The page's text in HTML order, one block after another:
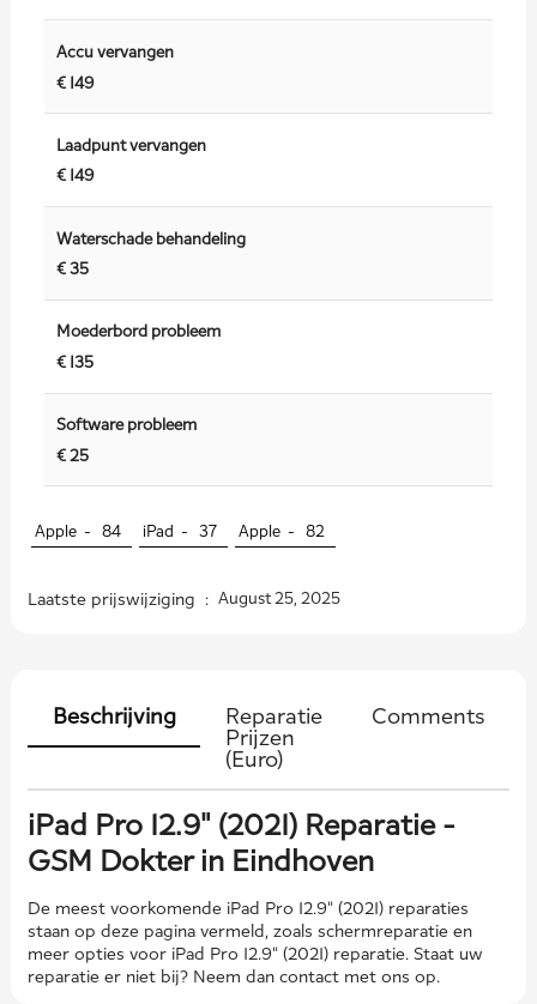
Accu vervangen
€ 149
Laadpunt vervangen
€ 149
Waterschade behandeling
€ 35
Moederbord probleem
€ 135
Software probleem
€ 25
Apple - 84 iPad - 37 Apple - 82
Laatste prijswijziging : August 25, 2025
Beschrijving
Reparatie
Prijzen
(Euro)
Comments
iPad Pro 12.9" (2021) Reparatie -
GSM Dokter in Eindhoven
De meest voorkomende iPad Pro 12.9" (2021) reparaties
staan ​​op deze pagina vermeld, zoals schermreparatie en
meer opties voor iPad Pro 12.9" (2021) reparatie. Staat uw
reparatie er niet bij? Neem dan contact met ons op.